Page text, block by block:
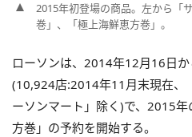
2015年初登場の商品。左から「
巻」、「極上海鮮恵方巻」。
ローソンは、2014年12月16日
(10,924店:2014年11月末現在、
ーソンマート」除く)で、2015
方巻」の予約を開始する。